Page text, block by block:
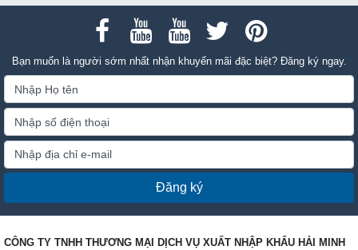
Bạn muốn là người sớm nhất nhận khuyến mãi đặc biệt? Đăng ký ngay.
Đăng ký
CÔNG TY TNHH THƯƠNG MẠI DỊCH VỤ XUẤT NHẬP KHẨU HẢI MINH